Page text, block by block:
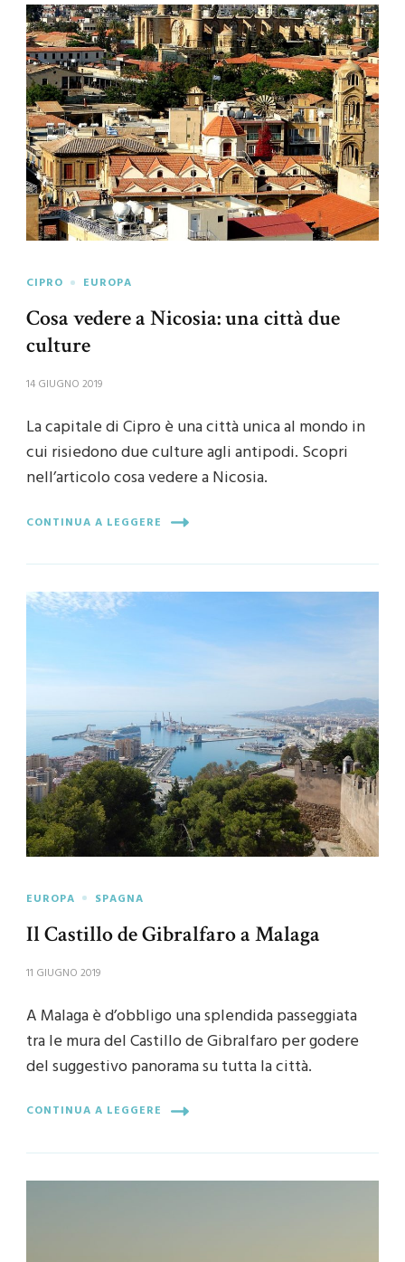
CIPRO EUROPA
Cosa vedere a Nicosia: una città due
culture
14 GIUGNO 2019
La capitale di Cipro è una città unica al mondo in
cui risiedono due culture agli antipodi. Scopri
nell’articolo cosa vedere a Nicosia.
CONTINUA A LEGGERE
EUROPA SPAGNA
Il Castillo de Gibralfaro a Malaga
11 GIUGNO 2019
A Malaga è d’obbligo una splendida passeggiata
tra le mura del Castillo de Gibralfaro per godere
del suggestivo panorama su tutta la città.
CONTINUA A LEGGERE